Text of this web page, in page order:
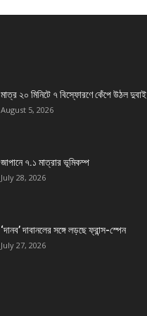
মাত্র ২০ মিনিটে ৭ বিস্ফোরণে কেঁপে উঠল দুবাই
August 5, 2026
জাপানে ৭.১ মাত্রার ভূমিকম্প
July 28, 2026
‘দানব’ দাবানলের সঙ্গে লড়ছে ফ্রান্স-স্পেন
July 27, 2026